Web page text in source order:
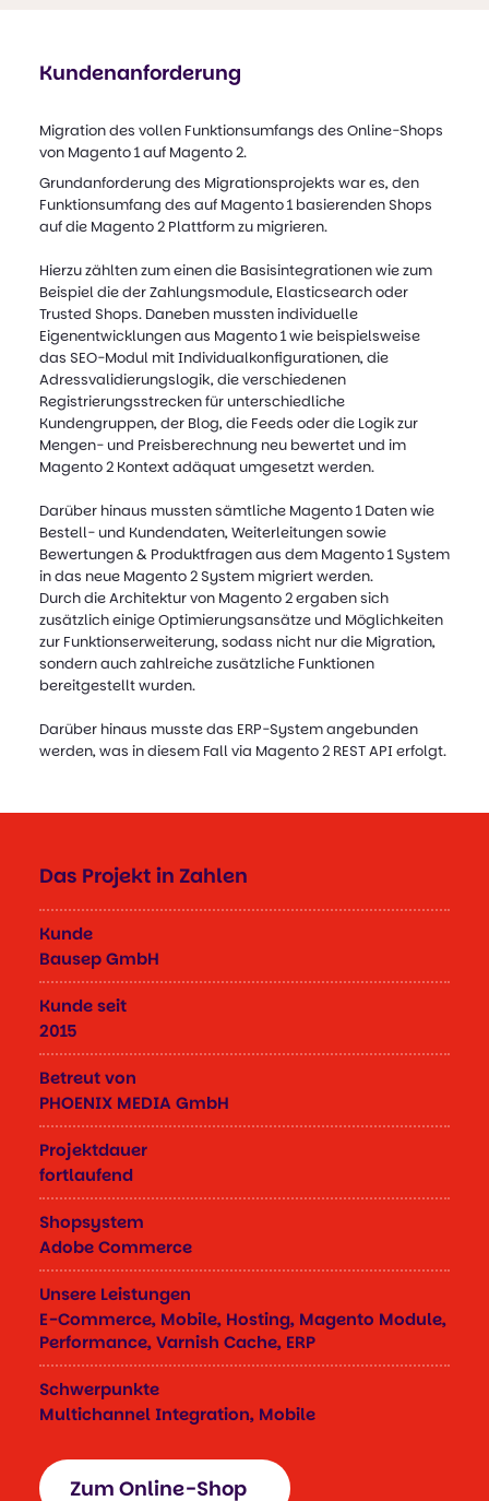
Migration des vollen Funktionsumfangs des Online-Shops
von Magento 1 auf Magento 2.
Grundanforderung des Migrationsprojekts war es, den
Funktionsumfang des auf Magento 1 basierenden Shops
auf die Magento 2 Plattform zu migrieren.
Hierzu zählten zum einen die Basisintegrationen wie zum
Beispiel die der Zahlungsmodule, Elasticsearch oder
Trusted Shops. Daneben mussten individuelle
Eigenentwicklungen aus Magento 1 wie beispielsweise
das SEO-Modul mit Individualkonfigurationen, die
Adressvalidierungslogik, die verschiedenen
Registrierungsstrecken für unterschiedliche
Kundengruppen, der Blog, die Feeds oder die Logik zur
Mengen- und Preisberechnung neu bewertet und im
Magento 2 Kontext adäquat umgesetzt werden.
Darüber hinaus mussten sämtliche Magento 1 Daten wie
Bestell- und Kundendaten, Weiterleitungen sowie
Bewertungen & Produktfragen aus dem Magento 1 System
in das neue Magento 2 System migriert werden.
Durch die Architektur von Magento 2 ergaben sich
zusätzlich einige Optimierungsansätze und Möglichkeiten
zur Funktionserweiterung, sodass nicht nur die Migration,
sondern auch zahlreiche zusätzliche Funktionen
bereitgestellt wurden.
Darüber hinaus musste das ERP-System angebunden
werden, was in diesem Fall via Magento 2 REST API erfolgt.
Kundenanforderung
Das Projekt in Zahlen
Kunde
Bausep GmbH
Kunde seit
2015
Betreut von
PHOENIX MEDIA GmbH
Projektdauer
fortlaufend
Shopsystem
Adobe Commerce
Unsere Leistungen
E-Commerce, Mobile, Hosting, Magento Module,
Performance, Varnish Cache, ERP
Schwerpunkte
Multichannel Integration, Mobile
Zum Online-Shop